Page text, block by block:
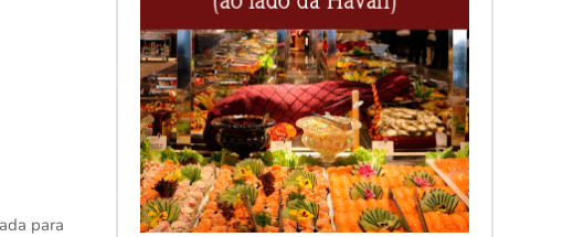
para